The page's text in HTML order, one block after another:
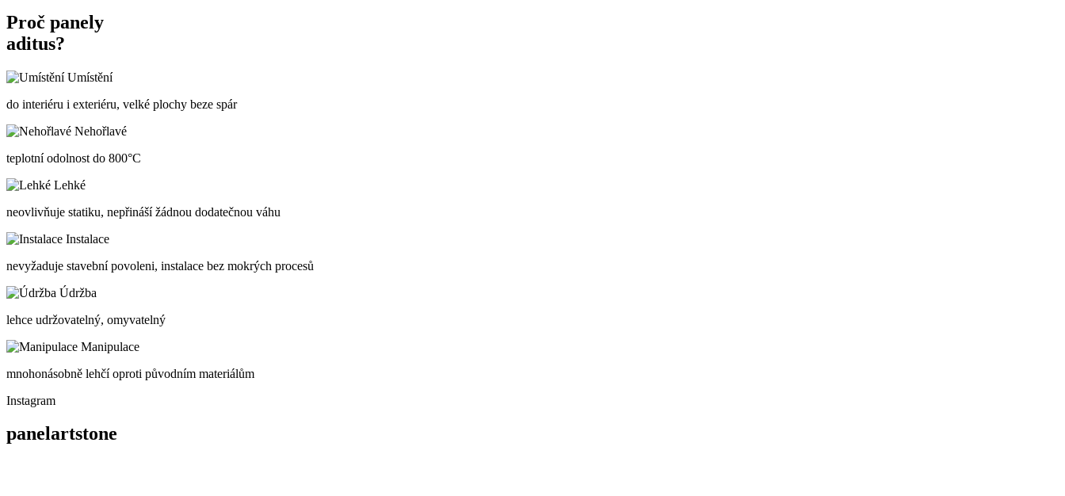
Proč panely
aditus?
Umístění
do interiéru i exteriéru, velké plochy beze spár
Nehořlavé
teplotní odolnost do 800°C
Lehké
neovlivňuje statiku, nepřináší žádnou dodatečnou váhu
Instalace
nevyžaduje stavební povoleni, instalace bez mokrých procesů
Údržba
lehce udržovatelný, omyvatelný
Manipulace
mnohonásobně lehčí oproti původním materiálům
Instagram
panelartstone